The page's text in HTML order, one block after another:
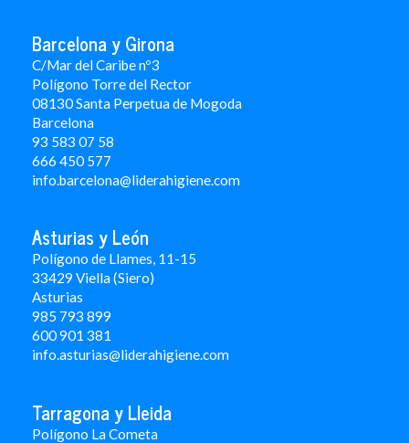
Barcelona y Girona
C/Mar del Caribe nº3
Polígono Torre del Rector
08130 Santa Perpetua de Mogoda
Barcelona
93 583 07 58
666 450 577
info.barcelona@liderahigiene.com
Asturias y León
Polígono de Llames, 11-15
33429 Viella (Siero)
Asturias
985 793 899
600 901 381
info.asturias@liderahigiene.com
Tarragona y Lleida
Polígono La Cometa